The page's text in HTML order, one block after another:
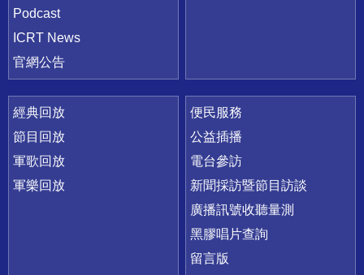
Podcast
ICRT News
官網公告
經典回放
節目回放
軍歌回放
軍樂回放
便民服務
公益插播
電台參訪
新聞採訪暨節目訪談
廣播訊號收聽量測
黑膠唱片查詢
留言版